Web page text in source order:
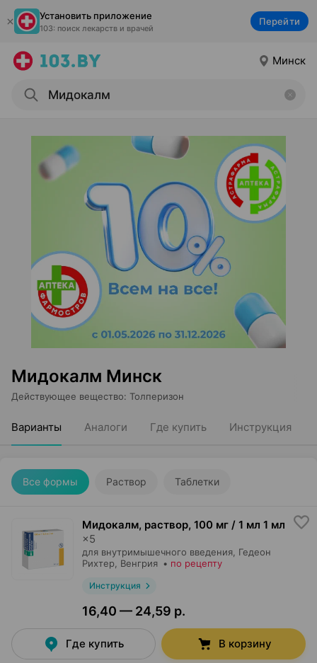
Установить приложение
103: поиск лекарств и врачей
Перейти
Минск
Мидокалм Минск
Действующее вещество: Толперизон
Варианты Аналоги Где купить Инструкция
Все формы Раствор Таблетки
Мидокалм, раствор, 100 мг / 1 мл 1 мл
×5
для внутримышечного введения, Гедеон
Рихтер , Венгрия • по рецепту
Инструкция
16,40 — 24,59 р.
Где купить В корзину